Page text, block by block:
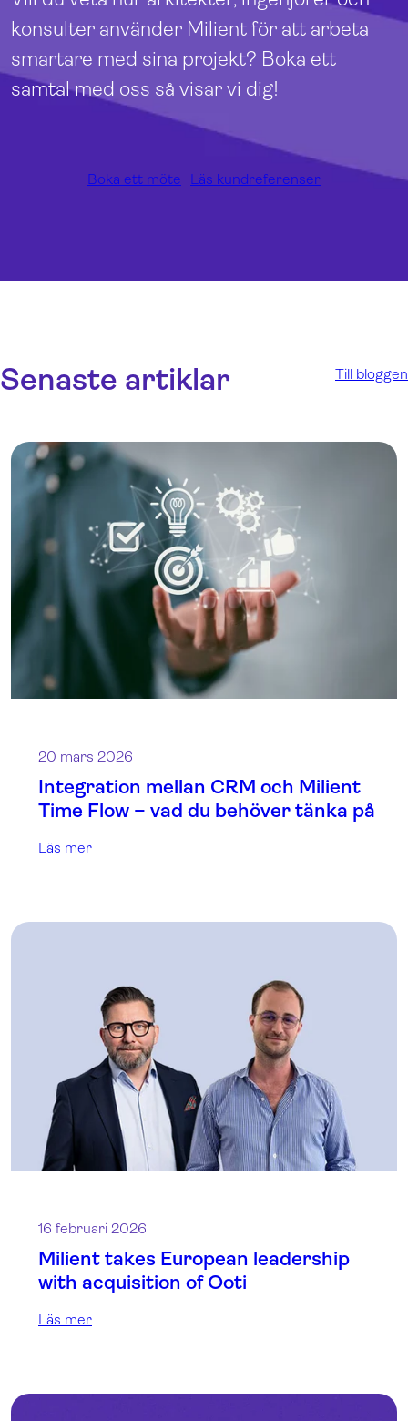
konsulter använder Milient för att arbeta
smartare med sina projekt? Boka ett
samtal med oss så visar vi dig!
Boka ett möte Läs kundreferenser
Senaste artiklar Till bloggen
20 mars 2026
Integration mellan CRM och Milient
Time Flow – vad du behöver tänka på
Läs mer
16 februari 2026
Milient takes European leadership
with acquisition of Ooti
Läs mer